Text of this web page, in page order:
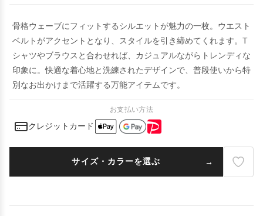
骨格ウェーブにフィットするシルエットが魅力の一枚。ウエスト
ベルトがアクセントとなり、スタイルを引き締めてくれます。T
シャツやブラウスと合わせれば、カジュアルながらトレンディな
印象に。快適な着心地と洗練されたデザインで、普段使いから特
別なお出かけまで活躍する万能アイテムです。
お支払い方法
クレジットカード
サイズ・カラーを選ぶ